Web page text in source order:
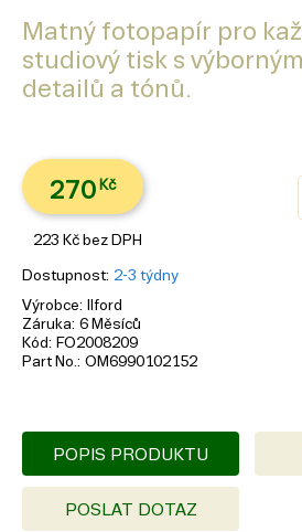
Matný fotopapír pro
studiový tisk s
detailů a tónů.
270 Kč
223 Kč bez DPH
Dostupnost 2-3 týdny
Výrobce
Ilford
Záruka 6 Měsíců
Kód
FO2008209
Part No. OM6990102152
POPIS PRODUKTU
POSLAT DOTAZ